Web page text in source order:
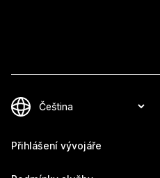
Přihlášení vývojáře